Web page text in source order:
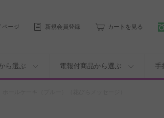
ページ 新規会員登録 カートを見る
ら選ぶ 電報付商品から選ぶ 手